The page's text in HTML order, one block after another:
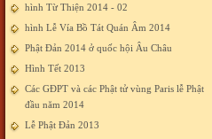
hình Từ Thiện 2014 - 02
hình Lễ Vía Bồ Tát Quán Âm 2014
Phật Đản 2014 ở quốc hội Âu Châu
Hình Tết 2013
Các GĐPT và các Phật tử vùng Paris lễ Phật
đầu năm 2014
Lễ Phật Đản 2013